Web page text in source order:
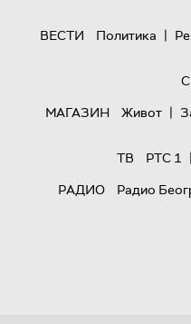
ВЕСТИ Политика |
МАГАЗИН
Живот |
ТВ
РТС 1 |
РАДИО
Радио